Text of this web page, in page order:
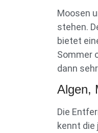
Moosen
stehen.
bietet
Sommer
dann
Algen,
Die
kennt die